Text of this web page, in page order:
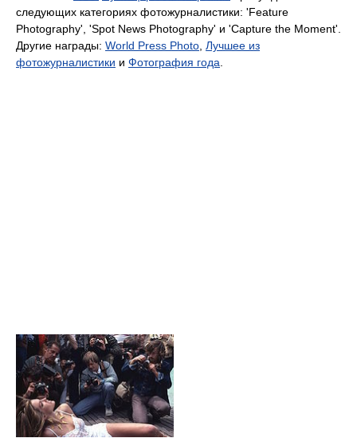
следующих категориях фотожурналистики: 'Feature
Photography', 'Spot News Photography' и 'Capture the Moment'.
Другие награды: World Press Photo Лучшее из
фотожурналистики и Фотография года